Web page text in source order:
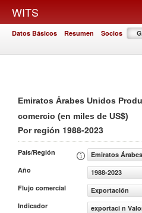
WITS
Datos Básicos Resumen Socios
Emiratos Árabes Unidos
comercio (en miles de US$)
Por región 1988-2023
País/Región
Emiratos
Año
1988-2023
Flujo comercial
Exportación
Indicador
exportaci n